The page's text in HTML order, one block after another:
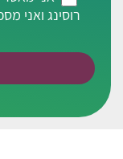
מאשר/ת
תפוצה
מרכז
רוסינג
רוסינג ואני